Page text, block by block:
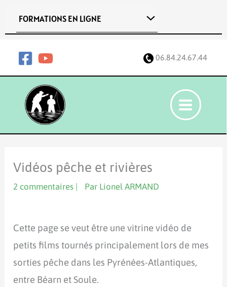
FORMATIONS EN LIGNE
06.84.24.67.44
Vidéos pêche et rivières
2 commentaires Par Lionel ARMAND
Cette page se veut être une vitrine vidéo de
petits films tournés principalement lors de mes
sorties pêche dans les Pyrénées-Atlantiques,
entre Béarn et Soule.